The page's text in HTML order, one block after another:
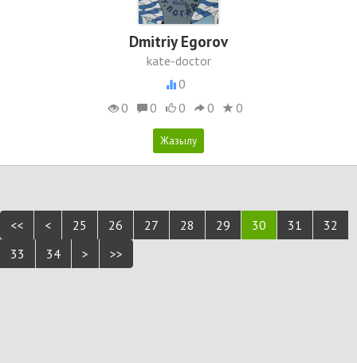
Dmitriy Egorov
kate-doctor
0
0
0 0 0 0
<< < 25 26 27 28 29 30 31
32
33
34 > >>